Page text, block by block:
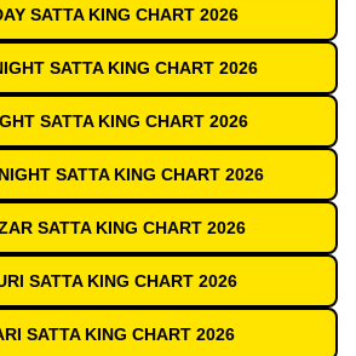
SATTA KING CHART 2026
SATTA KING CHART 2026
SATTA KING CHART 2026
SATTA KING CHART 2026
SATTA KING CHART 2026
SATTA KING CHART 2026
SATTA KING CHART 2026